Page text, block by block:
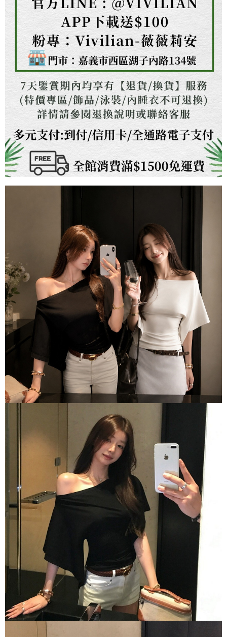
恩沛科技股份有限公司將有權停止該用戶之使用額度並採取法律行動。